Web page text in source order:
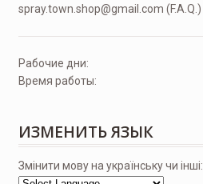
spray.town.shop@gmail.com (F.A.Q.)
Рабочие дни:
Время работы:
ИЗМЕНИТЬ ЯЗЫК
Змінити мову на українську чи інші: